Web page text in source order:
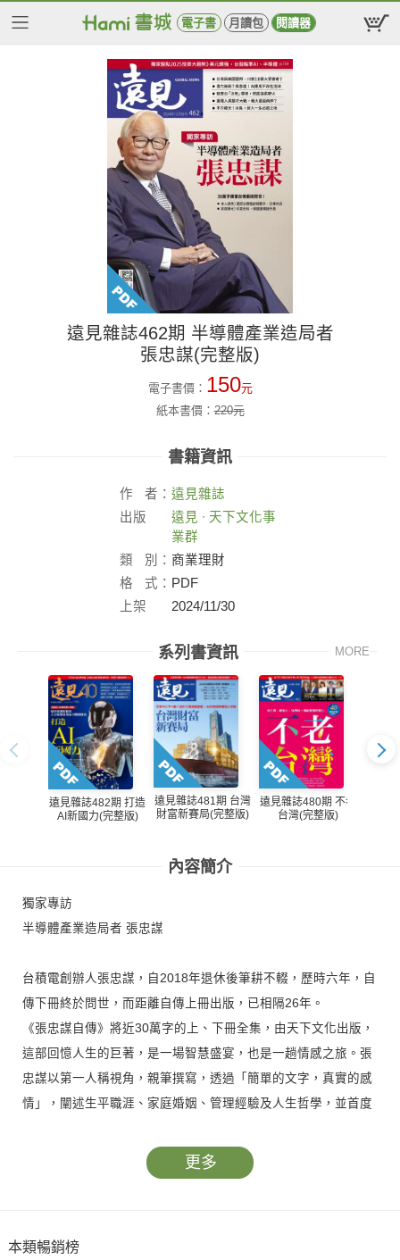
電子書 月讀包 閱讀器
遠見雜誌462期 半導體產業造局者
張忠謀(完整版)
電子書價： 150元
紙本書價：220元
書籍資訊
作 者： 遠見雜誌
出版
遠見 ∙ 天下文化事
業群
類
別： 商業理財
格
式： PDF
上架
2024/11/30
系列書資訊 MORE
遠見雜誌482期 打造
AI新國力(完整版)
遠見雜誌481期 台灣
財富新賽局(完整版)
遠見雜誌480期 不老
台灣(完整版)
內容簡介
獨家專訪
半導體產業造局者 張忠謀
台積電創辦人張忠謀，自2018年退休後筆耕不輟，歷時六年，自
傳下冊終於問世，而距離自傳上冊出版，已相隔26年。
《張忠謀自傳》將近30萬字的上、下冊全集，由天下文化出版，
這部回憶人生的巨著，是一場智慧盛宴，也是一趟情感之旅。張
忠謀以第一人稱視角，親筆撰寫，透過「簡單的文字，真實的感
情」，闡述生平職涯、家庭婚姻、管理經驗及人生哲學，並首度
接受《遠見》獨家專訪時，透露了自己一圓文學夢的心路歷程。
科技強人如他，這是充滿情懷的動人時刻。
讀」張忠謀，看這位台灣半導體巨擘，如何解密自己波瀾壯闊的
更多
本類暢銷榜